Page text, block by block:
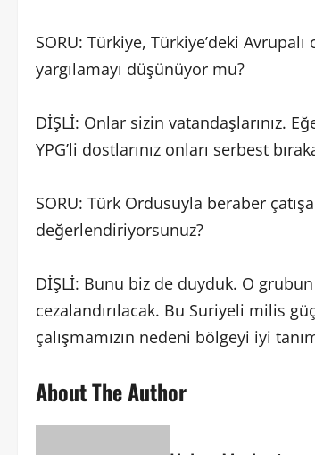
SORU: Türkiye, Türkiye’deki
yargılamayı düşünüyor mu?
DİŞLİ: Onlar sizin vatandaşlarınız.
YPG’li dostlarınız onları serbest
SORU: Türk Ordusuyla beraber
değerlendiriyorsunuz?
DİŞLİ: Bunu biz de duyduk. O
cezalandırılacak. Bu Suriyeli milis
çalışmamızın nedeni bölgeyi iyi
About The Author